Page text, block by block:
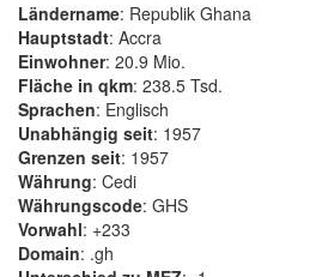
Ländername: Republik Ghana
Hauptstadt: Accra
Einwohner: 20.9 Mio.
Fläche in qkm: 238.5 Tsd.
Sprachen: Englisch
Unabhängig seit: 1957
Grenzen seit: 1957
Währung: Cedi
Währungscode: GHS
Vorwahl: +233
Domain: .gh